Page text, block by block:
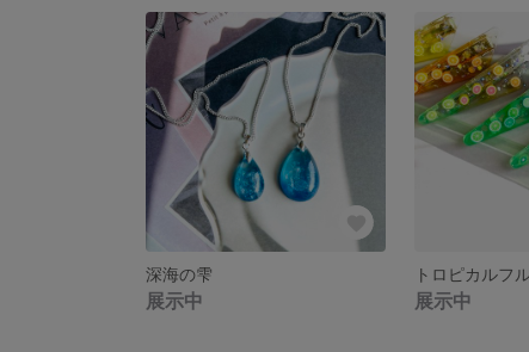
深海の雫
展示中 展示中